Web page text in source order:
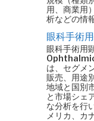
用、商業用
析などの情
眼科手術
眼科手術用
は、セグメ
販売、用途
地域と国別
と市場シェ
な分析を行
メリカ、カ